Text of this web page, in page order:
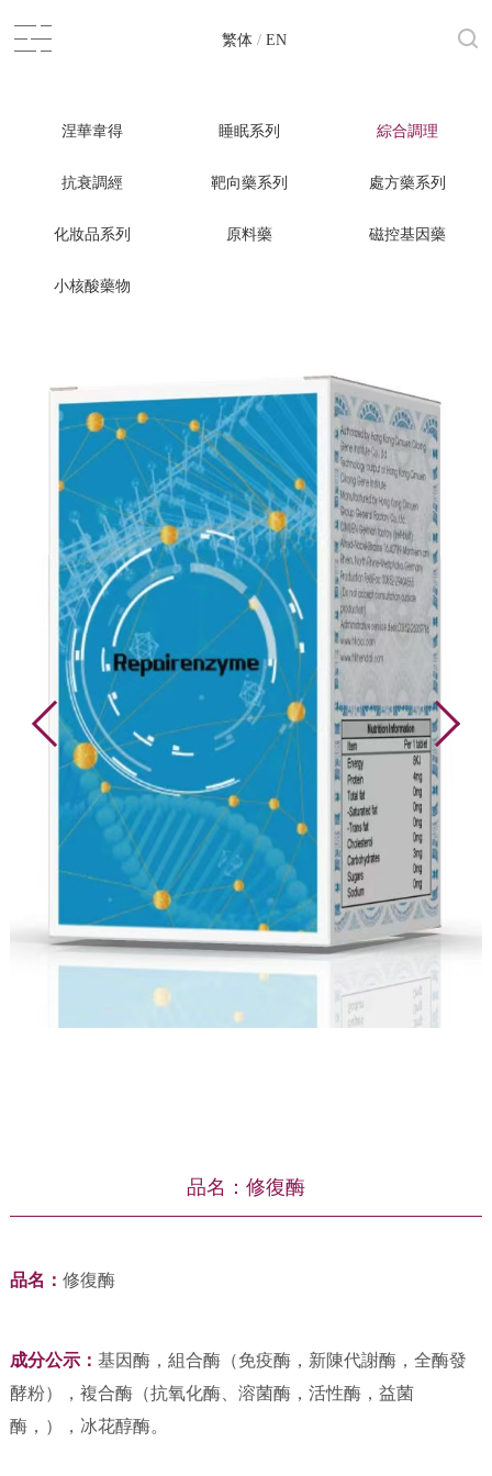
繁体/ EN
涅華韋得 睡眠系列 綜合調理
抗衰調經 靶向藥系列 處方藥系列
化妝品系列 原料藥 磁控基因藥
小核酸藥物
品名：修復酶
品名： 修復酶
成分公示： 基因酶，組合酶（免疫酶，新陳代謝酶，全酶發
酵粉），複合酶（抗氧化酶、溶菌酶，活性酶，益菌
酶，），冰花醇酶。